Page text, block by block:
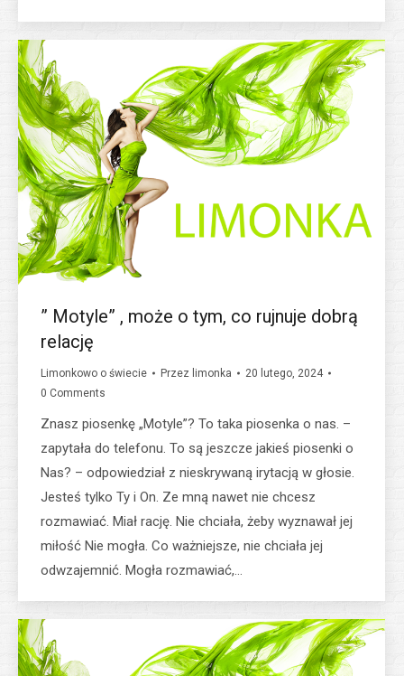
” Motyle” , może o tym, co rujnuje dobrą
relację
Limonkowo o świecie Przez limonka
20 lutego, 2024
0 Comments
Znasz piosenkę „Motyle”? To taka piosenka o nas. –
zapytała do telefonu. To są jeszcze jakieś piosenki o
Nas? – odpowiedział z nieskrywaną irytacją w głosie.
Jesteś tylko Ty i On. Ze mną nawet nie chcesz
rozmawiać. Miał rację. Nie chciała, żeby wyznawał jej
miłość Nie mogła. Co ważniejsze, nie chciała jej
odwzajemnić. Mogła rozmawiać,…